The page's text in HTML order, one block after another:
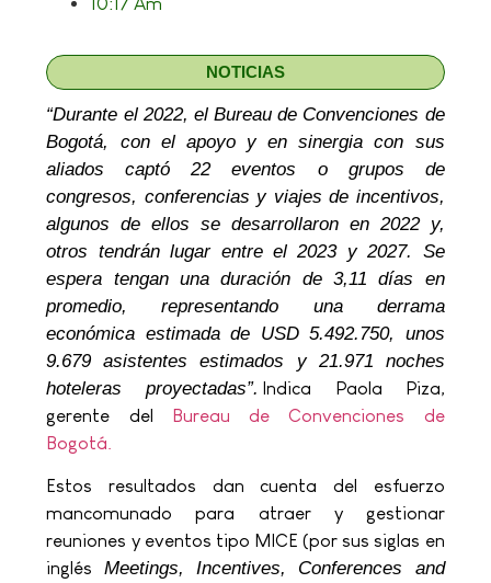
NOTICIAS
“Durante el 2022, el Bureau de Convenciones de
Bogotá, con el apoyo y en sinergia con sus
aliados captó 22 eventos o grupos de
congresos, conferencias y viajes de incentivos,
algunos de ellos se desarrollaron en 2022 y,
otros tendrán lugar entre el 2023 y 2027. Se
espera tengan una duración de 3,11 días en
promedio, representando una derrama
económica estimada de USD 5.492.750, unos
9.679 asistentes estimados y 21.971 noches
hoteleras proyectadas”. Indica Paola Piza,
gerente del Bureau de Convenciones de
Bogotá.
Estos resultados dan cuenta del esfuerzo
mancomunado para atraer y gestionar
reuniones y eventos tipo MICE (por sus siglas en
inglés Meetings, Incentives, Conferences and